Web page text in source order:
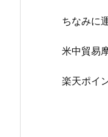
ちなみに
米中貿易
楽天ポイ